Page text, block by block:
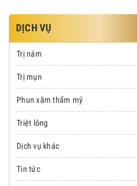
DỊCH VỤ
Trị nám
Trị mụn
Phun xăm thẩm mỹ
Triệt lông
Dịch vụ khác
Tin tức